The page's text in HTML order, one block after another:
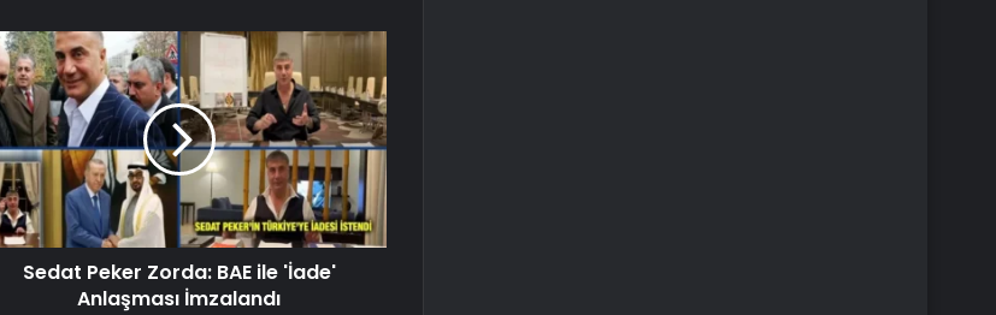
Sedat Peker Zorda: BAE ile 'İade'
Anlaşması İmzalandı